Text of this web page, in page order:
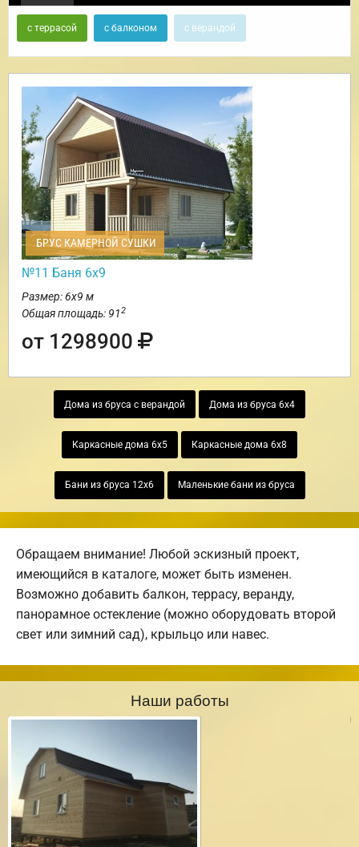
с террасой с балконом с верандой
БРУС КАМЕРНОЙ СУШКИ
№11 Баня 6х9
Размер: 6х9 м
Общая площадь: 912
от 1298900
Дома из бруса с верандой Дома из бруса 6х4
Каркасные дома 6х5 Каркасные дома 6х8
Бани из бруса 12х6 Маленькие бани из бруса
Обращаем внимание! Любой эскизный проект,
имеющийся в каталоге, может быть изменен.
Возможно добавить балкон, террасу, веранду,
панорамное остекление (можно оборудовать второй
свет или зимний сад), крыльцо или навес.
Наши работы